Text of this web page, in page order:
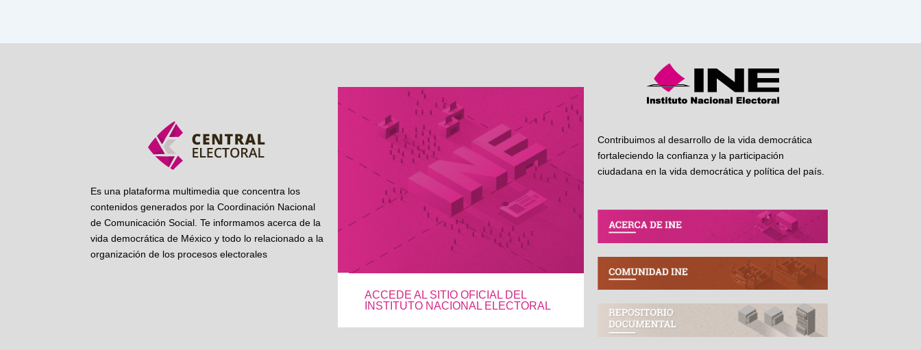
Es una plataforma multimedia que concentra los
contenidos generados por la Coordinación Nacional
de Comunicación Social. Te informamos acerca de la
vida democrática de México y todo lo relacionado a la
organización de los procesos electorales
ACCEDE AL SITIO OFICIAL DEL
INSTITUTO NACIONAL ELECTORAL
Contribuimos al desarrollo de la vida democrática
fortaleciendo la confianza y la participación
ciudadana en la vida democrática y política del país.